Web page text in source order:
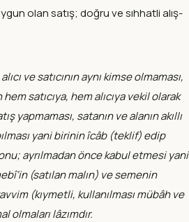
olan satış; doğru ve sıhhatli alış-
ve satıcının aynı kimse olmaması,
satıcıya, hem alıcıya vekil olarak
yapmaması, satanın ve alanın akıllı
yani birinin îcâb (teklif) edip
ayrılmadan önce kabul etmesi yani
(satılan malın) ve semenin
(kıymetli, kullanılması mübâh ve
olmaları lâzımdır.